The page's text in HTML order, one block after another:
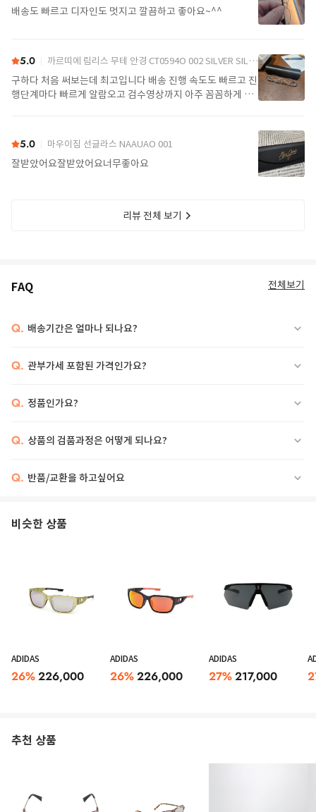
배송도 빠르고 디자인도 멋지고 깔끔하고 좋아요~^^
5.0 까르띠에 림리스 무테 안경 CT0594O 002 SILVER SILVER TRANSPARENT
구하다 처음 써보는데 최고입니다 배송 진행 속도도 빠르고 진
행단계마다 빠르게 알람오고 검수영상까지 아주 꼼꼼하게 찍
5.0 마우이짐 선글라스 NAAUAO 001
잘받았어요잘받았어요너무좋아요
리뷰 전체 보기
FAQ 전체보기
Q. 배송기간은 얼마나 되나요?
Q. 관부가세 포함된 가격인가요?
Q. 정품인가요?
Q. 상품의 검품과정은 어떻게 되나요?
Q. 반품/교환을 하고싶어요
비슷한 상품
ADIDAS
26%226,000
ADIDAS
26%226,000
ADIDAS
27%217,000
추천 상품